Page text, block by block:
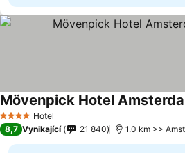
4 Počet hvězdiček
Hotel
Mövenpick Hotel
8,7 Vynikající 21 840 1.0 km >>